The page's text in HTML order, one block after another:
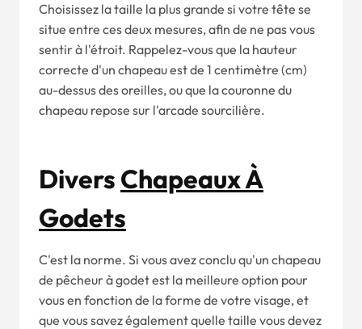
Choisissez la taille la plus grande si votre tête se
situe entre ces deux mesures, afin de ne pas vous
sentir à l'étroit. Rappelez-vous que la hauteur
correcte d'un chapeau est de 1 centimètre (cm)
au-dessus des oreilles, ou que la couronne du
chapeau repose sur l'arcade sourcilière.
Divers Chapeaux À
Godets
C'est la norme. Si vous avez conclu qu'un chapeau
de pêcheur à godet est la meilleure option pour
vous en fonction de la forme de votre visage, et
que vous savez également quelle taille vous devez